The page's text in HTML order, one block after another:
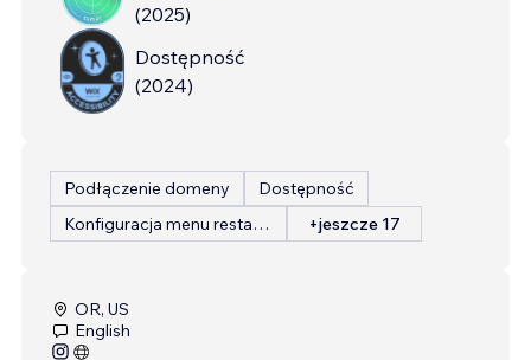
(2025)
Dostępność
(2024)
Podłączenie domeny
Dostępność
Konfiguracja menu restauracji
+jeszcze 17
OR, US
English